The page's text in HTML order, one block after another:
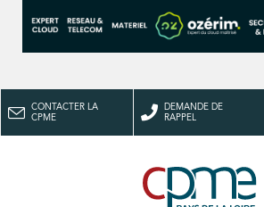
CONTACTER LA
CPME
DEMANDE DE
RAPPEL